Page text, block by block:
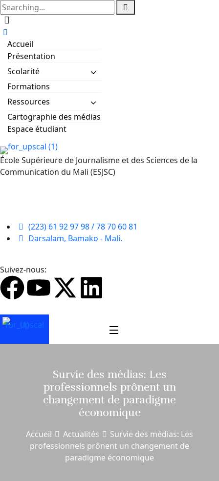
Accueil
Présentation
Scolarité
Formations
Ressources
Cartographie des médias
Espace étudiant
École Supérieure de Journalisme et des Sciences de la
Communication du Mali (ESJSC)
(223) 61 92 97 98 / 78 70 60 81
Darsalam, Bamako - Mali.
Suivez-nous:
Survie des médias: Les
professionnels prônent un
changement de paradigme
économique
Accueil Actualités
Survie des médias: Les
professionnels prônent un changement de
paradigme économique